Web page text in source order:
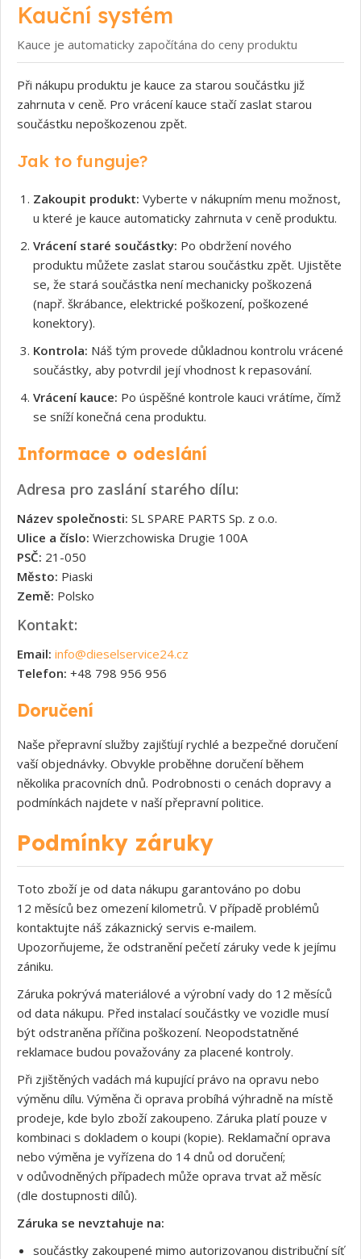
Kauční systém
Kauce je automaticky započítána do ceny produktu
Při nákupu produktu je kauce za starou součástku již
zahrnuta v ceně. Pro vrácení kauce stačí zaslat starou
součástku nepoškozenou zpět.
Jak to funguje?
Zakoupit produkt: Vyberte v nákupním menu možnost,
u které je kauce automaticky zahrnuta v ceně produktu.
Vrácení staré součástky: Po obdržení nového
produktu můžete zaslat starou součástku zpět. Ujistěte
se, že stará součástka není mechanicky poškozená
(např. škrábance, elektrické poškození, poškozené
konektory).
Kontrola: Náš tým provede důkladnou kontrolu vrácené
součástky, aby potvrdil její vhodnost k repasování.
Vrácení kauce: Po úspěšné kontrole kauci vrátíme, čímž
se sníží konečná cena produktu.
Informace o odeslání
Adresa pro zaslání starého dílu:
Název společnosti: SL SPARE PARTS Sp. z o.o.
Ulice a číslo: Wierzchowiska Drugie 100A
PSČ: 21-050
Město: Piaski
Země: Polsko
Kontakt:
Email: info@dieselservice24.cz
Telefon: +48 798 956 956
Doručení
Naše přepravní služby zajišťují rychlé a bezpečné doručení
vaší objednávky. Obvykle proběhne doručení během
několika pracovních dnů. Podrobnosti o cenách dopravy a
podmínkách najdete v naší přepravní politice.
Podmínky záruky
Toto zboží je od data nákupu garantováno po dobu
12 měsíců bez omezení kilometrů. V případě problémů
kontaktujte náš zákaznický servis e‑mailem.
Upozorňujeme, že odstranění pečetí záruky vede k jejímu
zániku.
Záruka pokrývá materiálové a výrobní vady do 12 měsíců
od data nákupu. Před instalací součástky ve vozidle musí
být odstraněna příčina poškození. Neopodstatněné
reklamace budou považovány za placené kontroly.
Při zjištěných vadách má kupující právo na opravu nebo
výměnu dílu. Výměna či oprava probíhá výhradně na místě
prodeje, kde bylo zboží zakoupeno. Záruka platí pouze v
kombinaci s dokladem o koupi (kopie). Reklamační oprava
nebo výměna je vyřízena do 14 dnů od doručení;
v odůvodněných případech může oprava trvat až měsíc
(dle dostupnosti dílů).
Záruka se nevztahuje na:
součástky zakoupené mimo autorizovanou distribuční síť